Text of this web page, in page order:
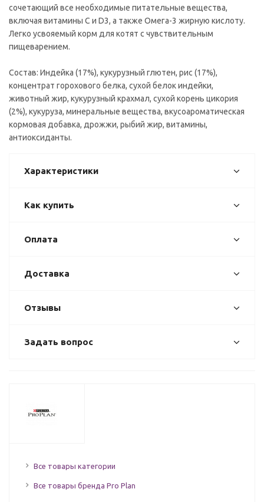
сочетающий все необходимые питательные вещества,
включая витамины С и D3, а также Омега-3 жирную кислоту.
Легко усвояемый корм для котят с чувствительным
пищеварением.
Состав: Индейка (17%), кукурузный глютен, рис (17%),
концентрат горохового белка, сухой белок индейки,
животный жир, кукурузный крахмал, сухой корень цикория
(2%), кукуруза, минеральные вещества, вкусоароматическая
кормовая добавка, дрожжи, рыбий жир, витамины,
антиоксиданты.
Характеристики
Как купить
Оплата
Доставка
Отзывы
Задать вопрос
Все товары категории
Все товары бренда Pro Plan